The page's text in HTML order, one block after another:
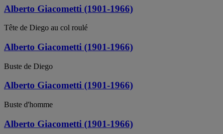
Alberto Giacometti (1901-1966)
Tête de Diego au col roulé
Alberto Giacometti (1901-1966)
Buste de Diego
Alberto Giacometti (1901-1966)
Buste d'homme
Alberto Giacometti (1901-1966)